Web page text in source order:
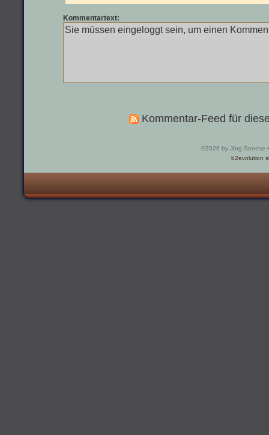
Kommentartext:
Kommentar-Feed für
©2026 by Jörg Streese
b2evolution